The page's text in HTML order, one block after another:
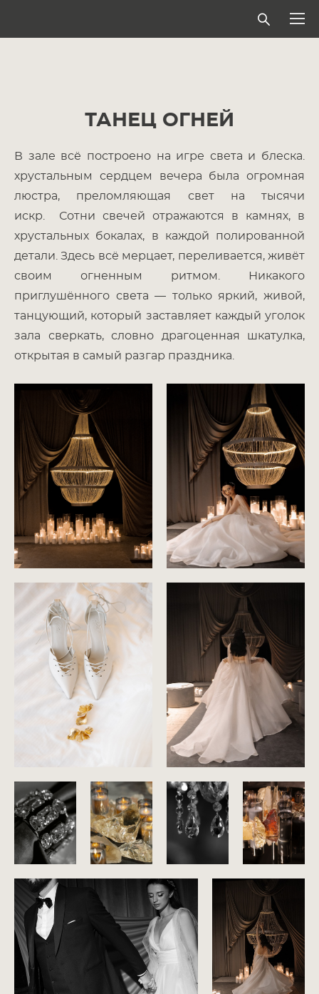
ТАНЕЦ ОГНЕЙ
В зале всё построено на игре света и блеска.
хрустальным сердцем вечера была огромная
люстра, преломляющая свет на тысячи
искр. Сотни свечей отражаются в камнях, в
хрустальных бокалах, в каждой полированной
детали. Здесь всё мерцает, переливается, живёт
своим огненным ритмом. Никакого
приглушённого света — только яркий, живой,
танцующий, который заставляет каждый уголок
зала сверкать, словно драгоценная шкатулка,
открытая в самый разгар праздника.